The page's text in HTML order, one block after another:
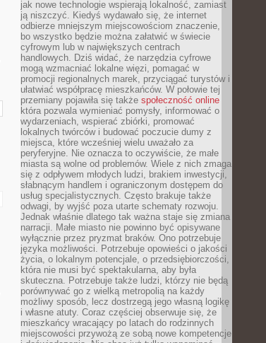
jak nowe technologie wspierają lokalność, zamiast
ją niszczyć. Kiedyś wydawało się, że internet
odbierze mniejszym miejscowościom znaczenie,
bo wszystko będzie można załatwić w świecie
cyfrowym lub w największych centrach
handlowych. Dziś widać, że narzędzia cyfrowe
mogą wzmacniać lokalne więzi, pomagać w
promocji regionalnych marek, przyciągać turystów i
ułatwiać współpracę mieszkańców. W połowie tej
przemiany pojawiła się także społeczność online
która pozwala wymieniać pomysły, informować o
wydarzeniach, wspierać zbiórki, promować
lokalnych twórców i budować poczucie dumy z
miejsca, które wcześniej wielu uważało za
peryferyjne. Nie oznacza to oczywiście, że małe
miasta są wolne od problemów. Wiele z nich zmaga
się z odpływem młodych ludzi, brakiem inwestycji,
słabnącym handlem i ograniczonym dostępem do
usług specjalistycznych. Często brakuje także
odwagi, by wyjść poza utarte schematy rozwoju.
Jednak właśnie dlatego tak ważna staje się zmiana
narracji. Małe miasto nie powinno być opisywane
wyłącznie przez pryzmat braków. Ono potrzebuje
języka możliwości. Potrzebuje opowieści o jakości
życia, o lokalnym potencjale, o przedsiębiorczości,
która nie musi być spektakularna, aby była
skuteczna. Potrzebuje także ludzi, którzy nie będą
porównywać go z wielką metropolią na każdy
możliwy sposób, lecz dostrzegą jego własną logikę
i własne atuty. Coraz częściej obserwuje się, że
mieszkańcy wracający po latach do rodzinnych
miejscowości przywożą ze sobą nowe kompetencje